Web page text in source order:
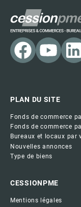
PLAN DU SITE
Fonds de commerce
Fonds de commerce
Bureaux et locaux par
Nouvelles annonces
Type de biens
CESSIONPME
Mentions légales